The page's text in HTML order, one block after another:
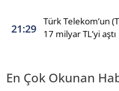
21:29
Türk Telekom’un
17 milyar TL’yi aştı
En Çok Okunan